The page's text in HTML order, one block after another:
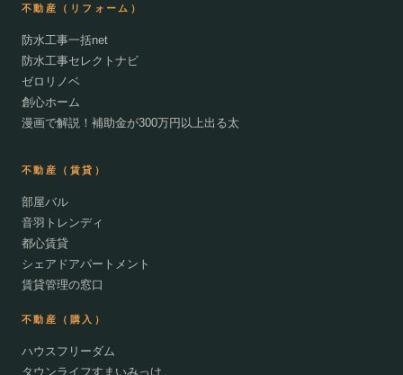
不動産（リフォーム）
防水工事一括net
防水工事セレクトナビ
ゼロリノベ
創心ホーム
漫画で解説！補助金が300万円以上出る太
不動産（賃貸）
部屋バル
音羽トレンディ
都心賃貸
シェアドアパートメント
賃貸管理の窓口
不動産（購入）
ハウスフリーダム
タウンライフすまいみっけ